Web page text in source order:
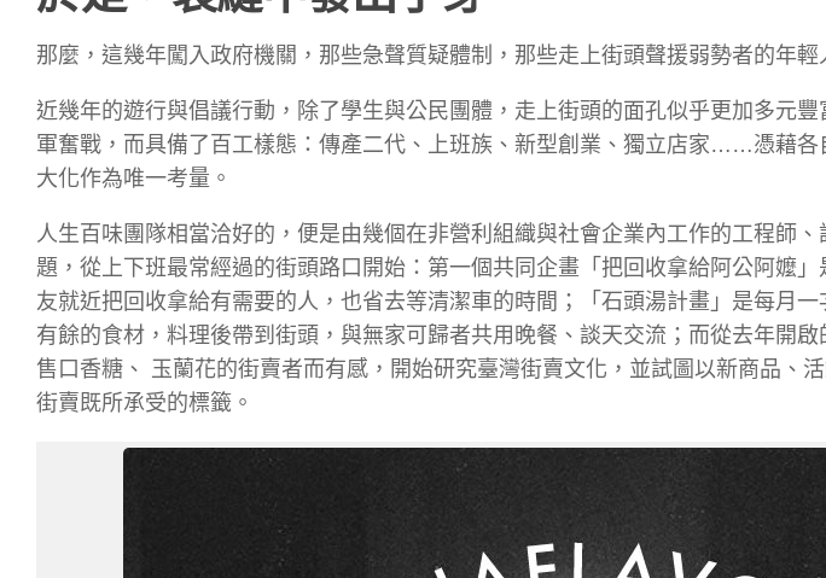
那麼，這幾年闖入政府機關，那些急聲質疑體制，那些走上街頭聲援弱勢者的年輕
近幾年的遊行與倡議行動，除了學生與公民團體，走上街頭的面孔似乎更加多元
軍奮戰，而具備了百工樣態：傳產二代、上班族、新型創業、獨立店家……憑藉各
大化作為唯一考量。
人生百味團隊相當洽好的，便是由幾個在非營利組織與社會企業內工作的工程師
題，從上下班最常經過的街頭路口開始：第一個共同企畫「把回收拿給阿公阿嬤
友就近把回收拿給有需要的人，也省去等清潔車的時間；「石頭湯計畫」是每月
有餘的食材，料理後帶到街頭，與無家可歸者共用晚餐、談天交流；而從去年開
售口香糖、 玉蘭花的街賣者而有感，開始研究臺灣街賣文化，並試圖以新商品、
街賣既所承受的標籤。